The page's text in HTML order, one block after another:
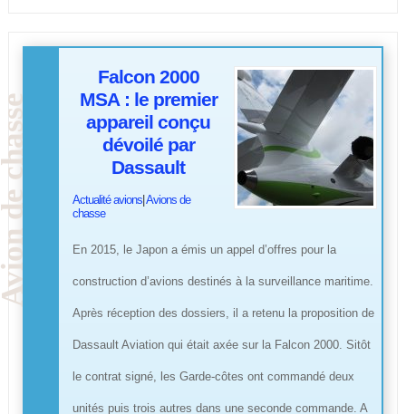
Falcon 2000
MSA : le premier
appareil conçu
dévoilé par
Dassault
Actualité avions| Avions de
chasse
En 2015, le Japon a émis un appel d’offres pour la
construction d’avions destinés à la surveillance maritime.
Après réception des dossiers, il a retenu la proposition de
Dassault Aviation qui était axée sur la Falcon 2000. Sitôt
le contrat signé, les Garde-côtes ont commandé deux
unités puis trois autres dans une seconde commande. A